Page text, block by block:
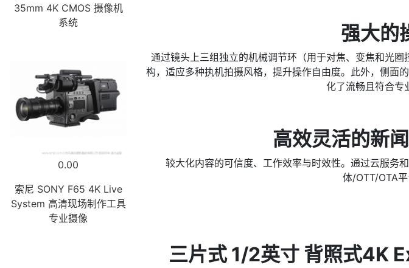
35mm 4K CMOS 摄像机
系统
0.00
索尼 SONY F65 4K Live
System 高清现场制作工具
专业摄像
强大的
通过镜头上三组独立的机械调节环（用于对焦、变焦和光
构，适应多种执机拍摄风格，提升操作自由度。此外，侧面
化了流畅且符合专
高效灵活的新
较大化内容的可信度、工作效率与时效性。通过云服务
体/OTT/OTA平
三片式 1/2英寸 背照式4K